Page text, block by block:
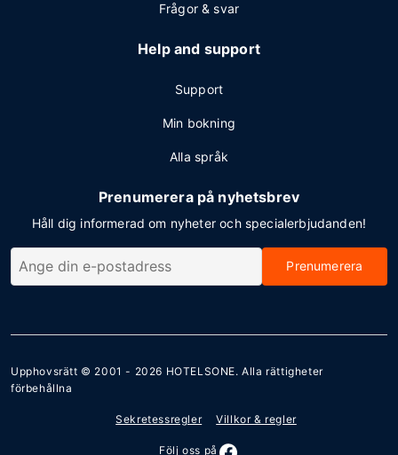
Frågor & svar
Help and support
Support
Min bokning
Alla språk
Prenumerera på nyhetsbrev
Håll dig informerad om nyheter och specialerbjudanden!
Prenumerera
Upphovsrätt © 2001 - 2026 HOTELSONE. Alla rättigheter
förbehållna
Sekretessregler Villkor & regler
Följ oss på